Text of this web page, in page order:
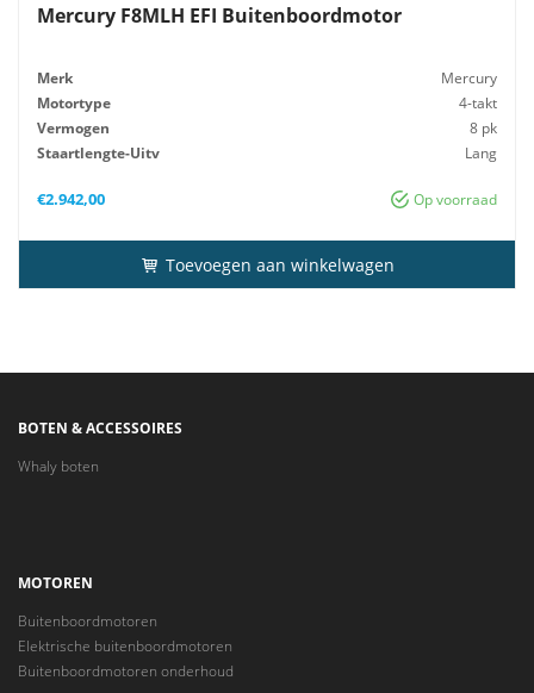
Mercury F8MLH EFI Buitenboordmotor
Merk
Mercury
Motortype
4-takt
Vermogen
8 pk
Staartlengte-Uitv
Lang
Op voorraad
€2.942,00
Toevoegen aan winkelwagen
BOTEN & ACCESSOIRES
Whaly boten
MOTOREN
Buitenboordmotoren
Elektrische buitenboordmotoren
Buitenboordmotoren onderhoud